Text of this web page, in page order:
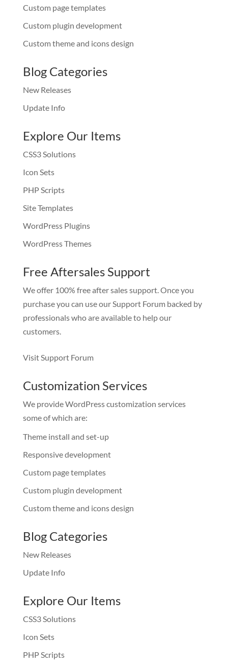
Custom page templates
Custom plugin development
Custom theme and icons design
Blog Categories
New Releases
Update Info
Explore Our Items
CSS3 Solutions
Icon Sets
PHP Scripts
Site Templates
WordPress Plugins
WordPress Themes
Free Aftersales Support
We offer 100% free after sales support. Once you
purchase you can use ourSupport Forumbacked by
professionals who are available to help our
customers.
Visit Support Forum
Customization Services
We provide WordPress customization services
some of which are:
Theme install and set-up
Responsive development
Custom page templates
Custom plugin development
Custom theme and icons design
Blog Categories
New Releases
Update Info
Explore Our Items
CSS3 Solutions
Icon Sets
PHP Scripts